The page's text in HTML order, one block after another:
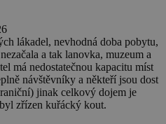
lákadel, nevhodná doba pobytu,
a tak lanovka, muzeum a
má nedostatečnou kapacitu míst
návštěvníky a někteří jsou dost
jinak celkový dojem je
zřízen kuřácký kout.